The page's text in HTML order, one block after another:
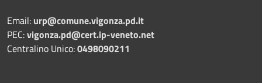
Email: urp@comune.vigonza.pd.it
PEC:vigonza.pd@cert.ip-veneto.net
Centralino Unico:0498090211